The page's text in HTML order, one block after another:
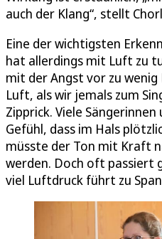
auch der Klang“, stellt
Eine der wichtigsten
hat allerdings mit Luft zu
mit der Angst vor zu
Luft, als wir jemals zum
Zipprick. Viele
Gefühl, dass im Hals
müsste der Ton mit Kraft
werden. Doch oft passiert
viel Luftdruck führt zu